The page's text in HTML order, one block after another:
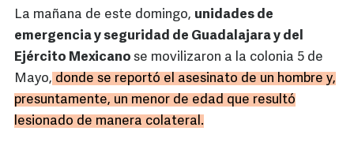
La mañana de este domingo, unidades de
emergencia y seguridad de Guadalajara y del
Ejército Mexicano se movilizaron a la colonia 5 de
Mayo, donde se reportó el asesinato de un hombre y,
presuntamente, un menor de edad que resultó
lesionado de manera colateral.